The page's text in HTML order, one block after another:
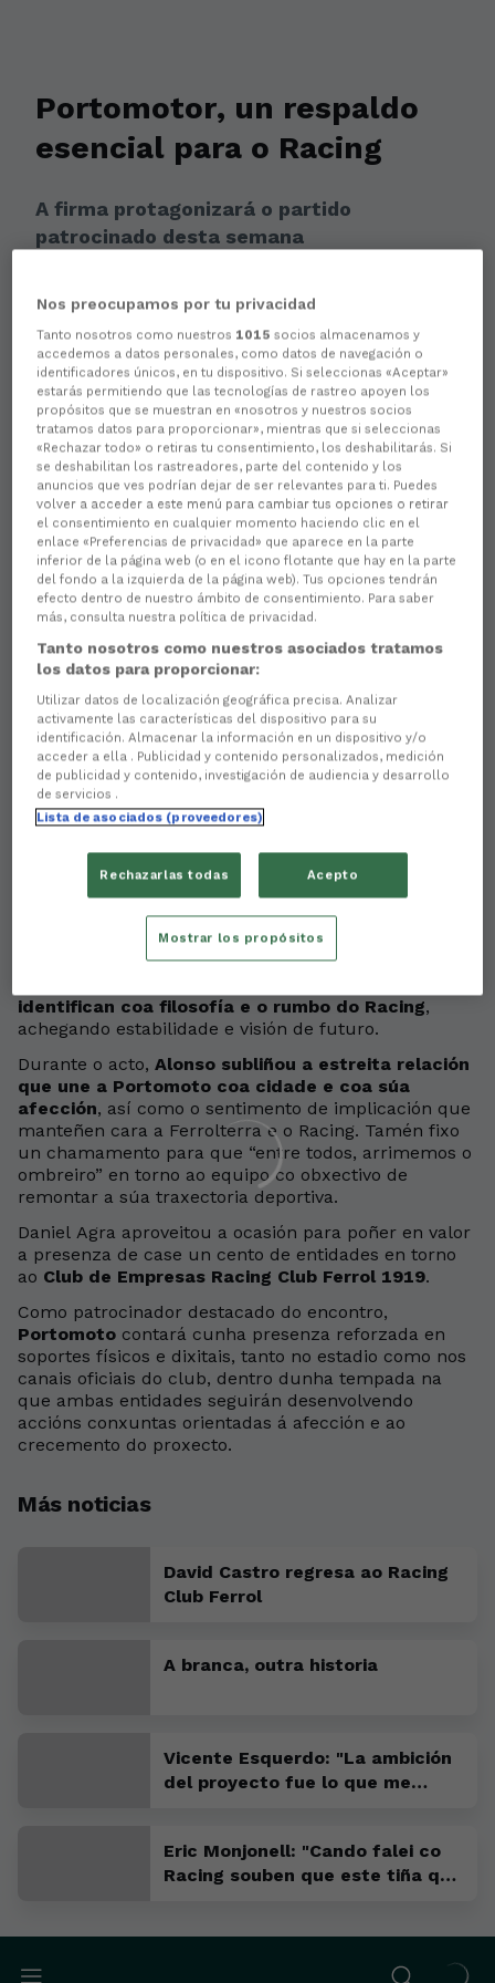
Portomotor, un respaldo
esencial para o Racing
A firma protagonizará o partido
patrocinado desta semana
Contar concompañías que apoian
decidida o crecemento do club é fundamental para
seguir construíndo un proxecto sólido e ambicioso.
Portomotoé unha desas empresas cuxa
colaboración se converteu nun referente dentro do
Racing Club Ferrol.
O seu CEO,Marcos Alonso, visitounos esta mañá con
motivo da presentación do
partido patrocinado
a firma promoverá este sábado, coincidindo coa
visita do CD Lugo a A Malata. O noso director de
Daniel Agra, quixo agradecer
implicación da compañía,
destacando a importancia de contar con marcas que
identifican coa filosofía e o rumbo do Racing,
achegando estabilidade e visión de futuro.
Durante o acto, Alonso subliñou a estreita relación
que une a Portomoto coa cidade e coa súa
afección, así como o sentimento de implicación que
manteñen cara a Ferrolterra e o Racing. Tamén fixo
un chamamento para que “entre todos, arrimemos o
ombreiro” en torno ao equipo co obxectivo de
remontar a súa traxectoria deportiva.
Daniel Agra aproveitou a ocasión para poñer en valor
a presenza de case un cento de entidades en torno
ao Club de Empresas Racing Club Ferrol 1919.
Como patrocinador destacado do encontro,
Portomoto contará cunha presenza reforzada en
soportes físicos e dixitais, tanto no estadio como nos
canais oficiais do club, dentro dunha tempada na
que ambas entidades seguirán desenvolvendo
accións conxuntas orientadas á afección e ao
crecemento do proxecto.
Más noticias
David Castro regresa ao Racing
Club Ferrol
A branca, outra historia
Vicente Esquerdo: "La ambición
del proyecto fue lo que me
Eric Monjonell: "Cando falei co
Racing souben que este tiña que
Nos preocupamos por tu privacidad
Tanto nosotros como nuestros 1015 socios almacenamos y
accedemos a datos personales, como datos de navegación o
identificadores únicos, en tu dispositivo. Si seleccionas «Aceptar»
estarás permitiendo que las tecnologías de rastreo apoyen los
propósitos que se muestran en «nosotros y nuestros socios
tratamos datos para proporcionar», mientras que si seleccionas
«Rechazar todo» o retiras tu consentimiento, los deshabilitarás. Si
se deshabilitan los rastreadores, parte del contenido y los
anuncios que ves podrían dejar de ser relevantes para ti. Puedes
volver a acceder a este menú para cambiar tus opciones o retirar
el consentimiento en cualquier momento haciendo clic en el
enlace «Preferencias de privacidad» que aparece en la parte
inferior de la página web (o en el icono flotante que hay en la parte
del fondo a la izquierda de la página web). Tus opciones tendrán
efecto dentro de nuestro ámbito de consentimiento. Para saber
más, consulta nuestra política de privacidad.
Tanto nosotros como nuestros asociados tratamos
los datos para proporcionar:
Utilizar datos de localización geográfica precisa. Analizar
activamente las características del dispositivo para su
identificación. Almacenar la información en un dispositivo y/o
acceder a ella . Publicidad y contenido personalizados, medición
de publicidad y contenido, investigación de audiencia y desarrollo
de servicios .
Lista de asociados (proveedores)
Rechazarlas todas Acepto
Mostrar los propósitos